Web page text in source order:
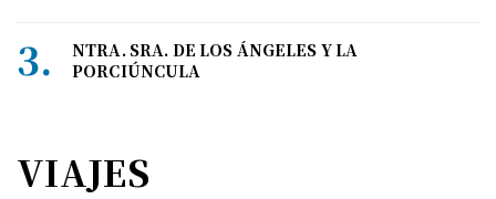
NTRA. SRA. DE LOS ÁNGELES Y LA
PORCIÚNCULA
VIAJES